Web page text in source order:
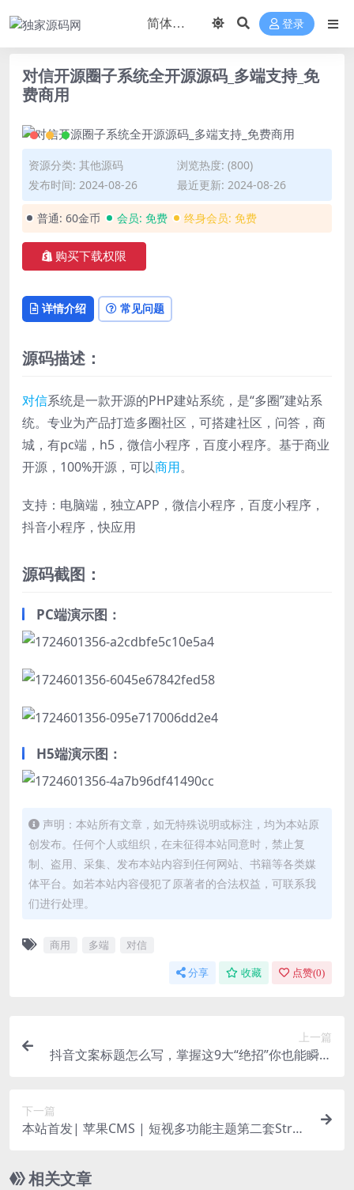
登录
对信开源圈子系统全开源源码_多端支持_免
费商用
资源分类: 其他源码
浏览热度: (800)
发布时间: 2024-08-26
最近更新: 2024-08-26
普通: 60金币 会员: 免费 终身会员: 免费
购买下载权限
详情介绍 常见问题
源码描述：
对信系统是一款开源的PHP建站系统，是“多圈”建站系
统。专业为产品打造多圈社区，可搭建社区，问答，商
城，有pc端，h5，微信小程序，百度小程序。基于商业
开源，100%开源，可以商用。
支持：电脑端，独立APP，微信小程序，百度小程序，
抖音小程序，快应用
源码截图：
PC端演示图：
H5端演示图：
声明：本站所有文章，如无特殊说明或标注，均为本站原
创发布。任何个人或组织，在未征得本站同意时，禁止复
制、盗用、采集、发布本站内容到任何网站、书籍等各类媒
体平台。如若本站内容侵犯了原著者的合法权益，可联系我
们进行处理。
商用 多端 对信
分享 收藏 点赞(0)
上一篇
抖音文案标题怎么写，掌握这9大“绝招”你也能瞬间
下一篇
本站首发| 苹果CMS | 短视多功能主题第二套Strea
相关文章